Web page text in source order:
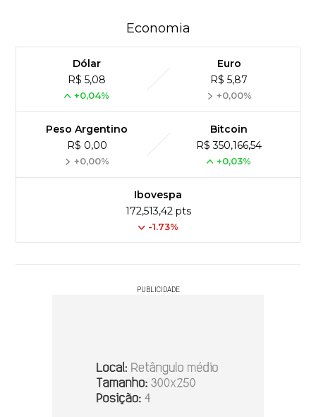
Economia
Dólar
R$ 5,08
+0,04%
Euro
R$ 5,87
+0,00%
Peso Argentino
R$ 0,00
+0,00%
Bitcoin
R$ 350,166,54
+0,03%
Ibovespa
172,513,42 pts
-1.73%
PUBLICIDADE